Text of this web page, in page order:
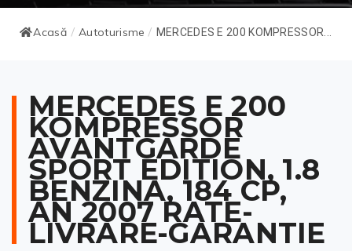
Acasă / Autoturisme / MERCEDES E 200 KOMPRESSOR...
MERCEDES E 200
KOMPRESSOR
AVANTGARDE
SPORT EDITION, 1.8
BENZINA, 184 CP,
AN 2007 RATE-
LIVRARE-GARANTIE